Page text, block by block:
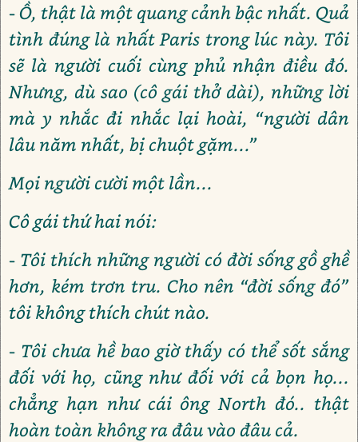
- Ồ, thật là một quang cảnh bậc nhất. Quả
tình đúng là nhất Paris trong lúc này. Tôi
sẽ là người cuối cùng phủ nhận điều đó.
Nhưng, dù sao (cô gái thở dài), những lời
mà y nhắc đi nhắc lại hoài, “người dân
lâu năm nhất, bị chuột gặm...”
Mọi người cười một lần...
Cô gái thứ hai nói:
- Tôi thích những người có đời sống gồ ghề
hơn, kém trơn tru. Cho nên “đời sống đó”
tôi không thích chút nào.
- Tôi chưa hề bao giờ thấy có thể sốt sắng
đối với họ, cũng như đối với cả bọn họ...
chẳng hạn như cái ông North đó.. thật
hoàn toàn không ra đâu vào đâu cả.